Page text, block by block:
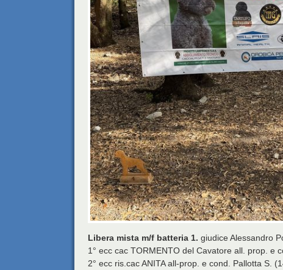
Libera mista m/f batteria 1. giudice Alessandro
1° ecc cac TORMENTO del Cavatore all. prop. e
2° ecc ris.cac ANITA all-prop. e cond. Pallotta S.